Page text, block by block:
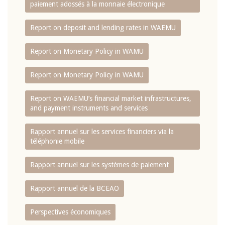
paiement adossés à la monnaie électronique
Report on deposit and lending rates in WAEMU
Report on Monetary Policy in WAMU
Report on Monetary Policy in WAMU
Report on WAEMU’s financial market infrastructures,
and payment instruments and services
Rapport annuel sur les services financiers via la
téléphonie mobile
Rapport annuel sur les systèmes de paiement
Rapport annuel de la BCEAO
Perspectives économiques